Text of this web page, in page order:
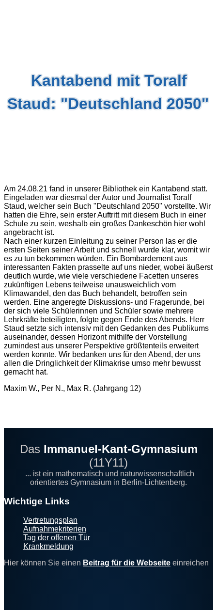
Kantabend mit Toralf
Staud: "Deutschland 2050"
Am 24.08.21 fand in unserer Bibliothek ein Kantabend statt.
Eingeladen war diesmal der Autor und Journalist Toralf
Staud, welcher sein Buch "Deutschland 2050" vorstellte. Wir
hatten die Ehre, sein erster Auftritt mit diesem Buch in einer
Schule zu sein, weshalb ein großes Dankeschön hier wohl
angebracht ist.
Nach einer kurzen Einleitung zu seiner Person las er die
ersten Seiten seiner Arbeit und schnell wurde klar, womit wir
es zu tun bekommen würden. Ein Bombardement aus
interessanten Fakten prasselte auf uns nieder, wobei äußerst
deutlich wurde, wie viele verschiedene Facetten unseres
zukünftigen Lebens teilweise unausweichlich vom
Klimawandel, den das Buch behandelt, betroffen sein
werden. Eine angeregte Diskussions- und Fragerunde, bei
der sich viele Schülerinnen und Schüler sowie mehrere
Lehrkräfte beteiligten, folgte gegen Ende des Abends. Herr
Staud setzte sich intensiv mit den Gedanken des Publikums
auseinander, dessen Horizont mithilfe der Vorstellung
zumindest aus unserer Perspektive größtenteils erweitert
werden konnte. Wir bedanken uns für den Abend, der uns
allen die Dringlichkeit der Klimakrise umso mehr bewusst
gemacht hat.
Maxim W., Per N., Max R. (Jahrgang 12)
Das Immanuel-Kant-Gymnasium
(11Y11)
... ist ein mathematisch und naturwissenschaftlich
orientiertes Gymnasium in Berlin-Lichtenberg.
Footer
Wichtige Links
Vertretungsplan
Aufnahmekriterien
Tag der offenen Tür
Krankmeldung
Hier können Sie einen Beitrag für die Webseite einreichen